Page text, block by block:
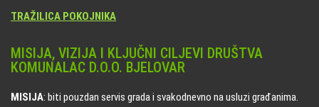
TRAŽILICA POKOJNIKA
MISIJA, VIZIJA I KLJUČNI CILJEVI DRUŠTVA
KOMUNALAC D.O.O. BJELOVAR
MISIJA: biti pouzdan servis grada i svakodnevno na usluzi građanima.